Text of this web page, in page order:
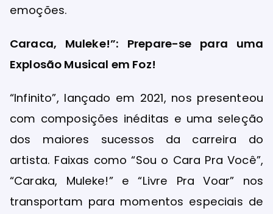
emoções.
Caraca, Muleke!”: Prepare-se para uma
Explosão Musical em Foz!
“Infinito”, lançado em 2021, nos presenteou
com composições inéditas e uma seleção
dos maiores sucessos da carreira do
artista. Faixas como “Sou o Cara Pra Você”,
“Caraka, Muleke!” e “Livre Pra Voar” nos
transportam para momentos especiais de